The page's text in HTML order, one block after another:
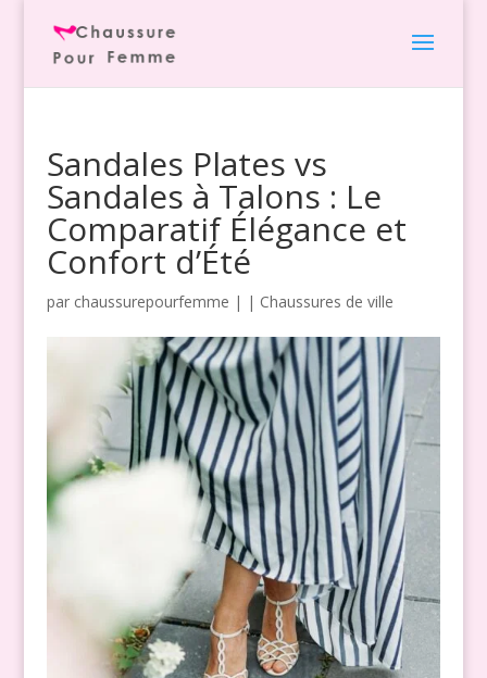
Sandales Plates vs
Sandales à Talons : Le
Comparatif Élégance et
Confort d’Été
par chaussurepourfemme | | Chaussures de ville